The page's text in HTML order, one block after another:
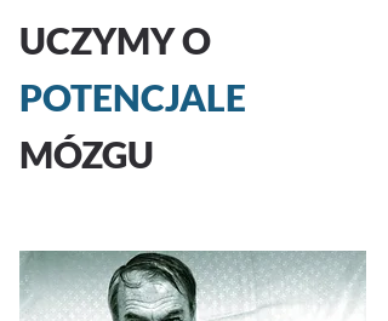
UCZYMY O
POTENCJALE
MÓZGU